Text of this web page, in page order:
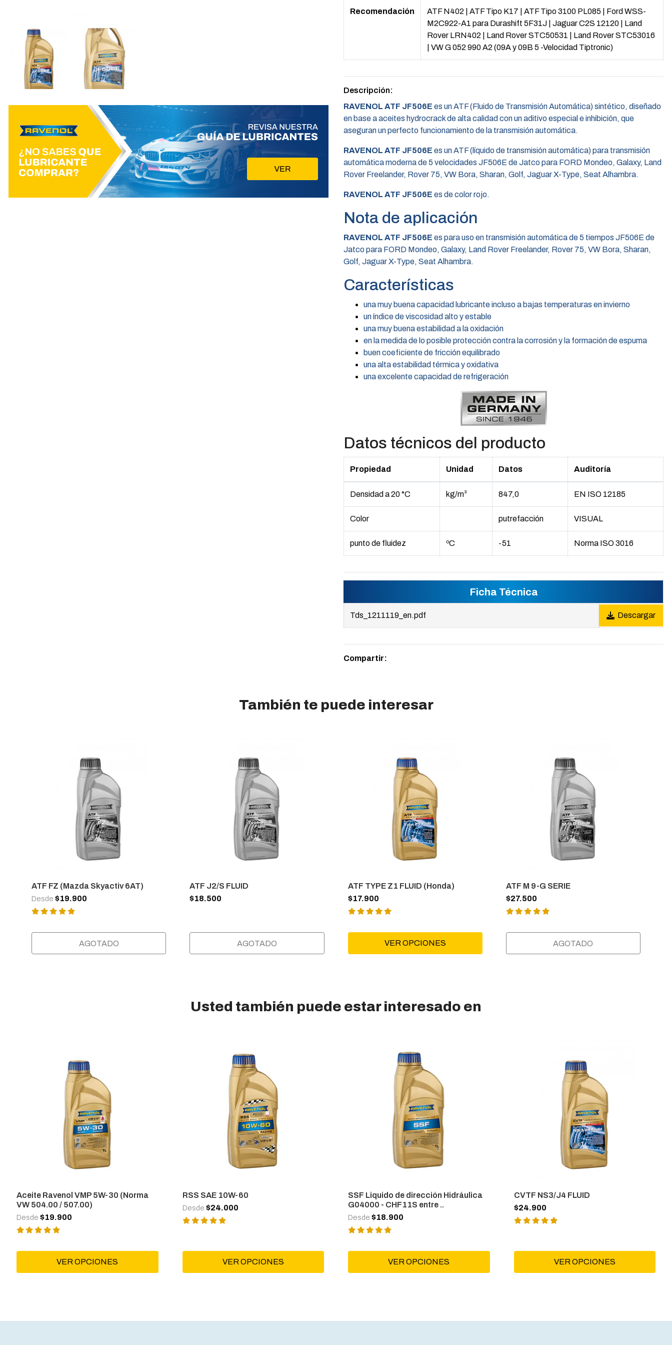
Recomendación ATF N402 ATF Tipo K17 ATF Tipo 3100 PL085
Ford WSS-
M2C922-A1 para Durashift 5F31J
Jaguar C2S 12120
Land
Rover LRN402
Land Rover STC50531
Land Rover STC53016
VW G 052 990 A2 (09A y 09B 5 -Velocidad Tiptronic)
Descripción:
RAVENOL ATF JF506E es un ATF (Fluido de Transmisión Automática) sintético, diseñado
en base a aceites hydrocrack de alta calidad con un aditivo especial e inhibición, que
aseguran un perfecto funcionamiento de la transmisión automática.
RAVENOL ATF JF506E es un ATF (líquido de transmisión automática) para transmisión
automática moderna de 5 velocidades JF506E de Jatco para FORD Mondeo, Galaxy, Land
Rover Freelander, Rover 75, VW Bora, Sharan, Golf, Jaguar X-Type, Seat Alhambra.
RAVENOL ATF JF506E es de color rojo.
Nota de aplicación
RAVENOL ATF JF506E es para uso en transmisión automática de 5 tiempos JF506E de
Jatco para FORD Mondeo, Galaxy, Land Rover Freelander, Rover 75, VW Bora, Sharan,
Golf, Jaguar X-Type, Seat Alhambra.
Características
una muy buena capacidad lubricante incluso a bajas temperaturas en invierno
un índice de viscosidad alto y estable
una muy buena estabilidad a la oxidación
en la medida de lo posible protección contra la corrosión y la formación de espuma
buen coeficiente de fricción equilibrado
una alta estabilidad térmica y oxidativa
una excelente capacidad de refrigeración
Datos técnicos del producto
Propiedad Unidad Datos Auditoría
Densidad a 20 °C kg/m³ 847,0 EN ISO 12185
Color putrefacción VISUAL
punto de fluidez ºC -51 Norma ISO 3016
Ficha Técnica
Tds_1211119_en.pdf Descargar
Compartir:
También te puede interesar
ATF FZ (Mazda Skyactiv 6AT)
Desde $19.900
AGOTADO
ATF J2/S FLUID
$18.500
AGOTADO
ATF TYPE Z1 FLUID (Honda)
$17.900
VER OPCIONES
ATF M 9-G SERIE
$27.500
AGOTADO
Usted también puede estar interesado en
Aceite Ravenol VMP 5W-30 (Norma
VW 504.00 / 507.00)
Desde $19.900
VER OPCIONES
RSS SAE 10W-60
Desde $24.000
VER OPCIONES
SSF Liquido de dirección Hidráulica
G04000 - CHF11S entre ..
Desde $18.900
VER OPCIONES
CVTF NS3/J4 FLUID
$24.900
VER OPCIONES